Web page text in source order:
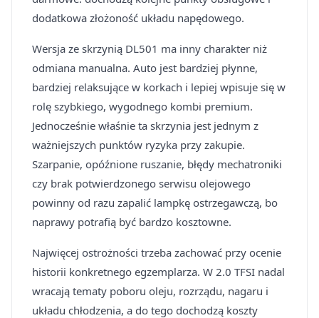
dodatkowa złożoność układu napędowego.
Wersja ze skrzynią DL501 ma inny charakter niż
odmiana manualna. Auto jest bardziej płynne,
bardziej relaksujące w korkach i lepiej wpisuje się w
rolę szybkiego, wygodnego kombi premium.
Jednocześnie właśnie ta skrzynia jest jednym z
ważniejszych punktów ryzyka przy zakupie.
Szarpanie, opóźnione ruszanie, błędy mechatroniki
czy brak potwierdzonego serwisu olejowego
powinny od razu zapalić lampkę ostrzegawczą, bo
naprawy potrafią być bardzo kosztowne.
Najwięcej ostrożności trzeba zachować przy ocenie
historii konkretnego egzemplarza. W 2.0 TFSI nadal
wracają tematy poboru oleju, rozrządu, nagaru i
układu chłodzenia, a do tego dochodzą koszty